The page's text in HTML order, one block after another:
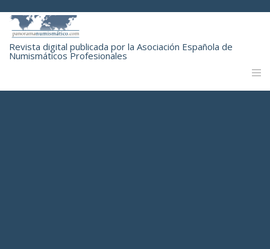
Revista digital publicada por la Asociación Española de
Numismáticos Profesionales